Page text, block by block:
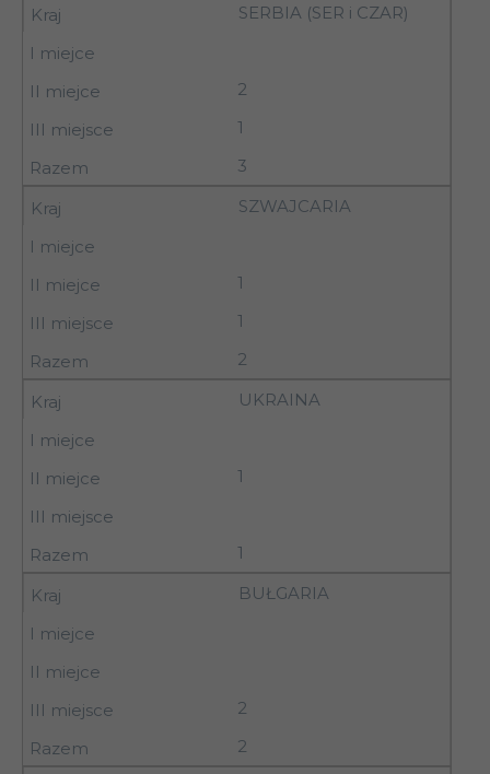
SERBIA (SER i CZAR)
2
1
3
SZWAJCARIA
1
1
2
UKRAINA
1
1
BUŁGARIA
2
2